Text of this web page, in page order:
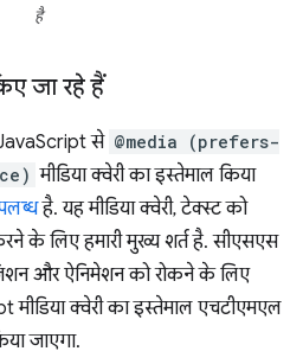
है
जा रहे हैं
से @media (prefers-
मीडिया क्वेरी का इस्तेमाल किया
है. यह मीडिया क्वेरी, टेक्स्ट को
के लिए हमारी मुख्य शर्त है. सीएसएस
और ऐनिमेशन को रोकने के लिए
मीडिया क्वेरी का इस्तेमाल एचटीएमएल
जाएगा.